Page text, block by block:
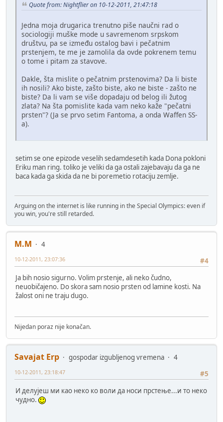
Quote from: Nightflier on 10-12-2011, 21:47:18
Jedna moja drugarica trenutno piše naučni rad o
sociologiji muške mode u savremenom srpskom
društvu, pa se između ostalog bavi i pečatnim
prstenjem, te me je zamolila da ovde pokrenem temu
o tome i pitam za stavove.
Dakle, šta mislite o pečatnim prstenovima? Da li biste
ih nosili? Ako biste, zašto biste, ako ne biste - zašto ne
biste? Da li vam se više dopadaju od belog ili žutog
zlata? Na šta pomislite kada vam neko kaže "pečatni
prsten"? (Ja se prvo setim Fantoma, a onda Waffen SS-
a).
setim se one epizode veselih sedamdesetih kada Dona pokloni
Eriku man ring. toliko je veliki da ga ostali zajebavaju da ga ne
baca kada ga skida da ne bi poremetio rotaciju zemlje.
Arguing on the internet is like running in the Special Olympics: even if
you win, you're still retarded.
M.M
4
#4
10-12-2011, 23:07:36
Ja bih nosio sigurno. Volim prstenje, ali neko čudno,
neuobičajeno. Do skora sam nosio prsten od lamine kosti. Na
žalost oni ne traju dugo.
Nijedan poraz nije konačan.
Savajat Erp gospodar izgubljenog vremena
4
#5
10-12-2011, 23:18:47
И делујеш ми као неко ко воли да носи прстење...и то неко
чудно.